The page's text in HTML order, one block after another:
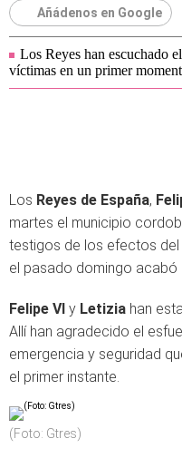
Añádenos en Google
Los Reyes han escuchado
víctimas en un primer
Los Reyes de España,
martes el municipio
testigos de los efectos
el pasado domingo acabó
Felipe VI y Letizia han
Allí han agradecido el
emergencia y seguridad
el primer instante.
(Foto: Gtres)